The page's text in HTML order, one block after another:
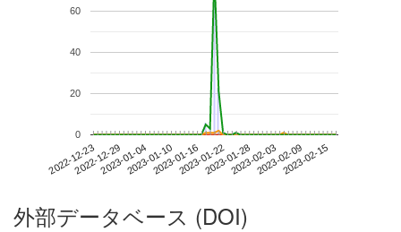
2022-12-232022-12-292023-01-042023-01-102023-01-162023-01-222023-01-282023-02-032023-02-092023-02-15
0
20
40
60
外部データベース (DOI)